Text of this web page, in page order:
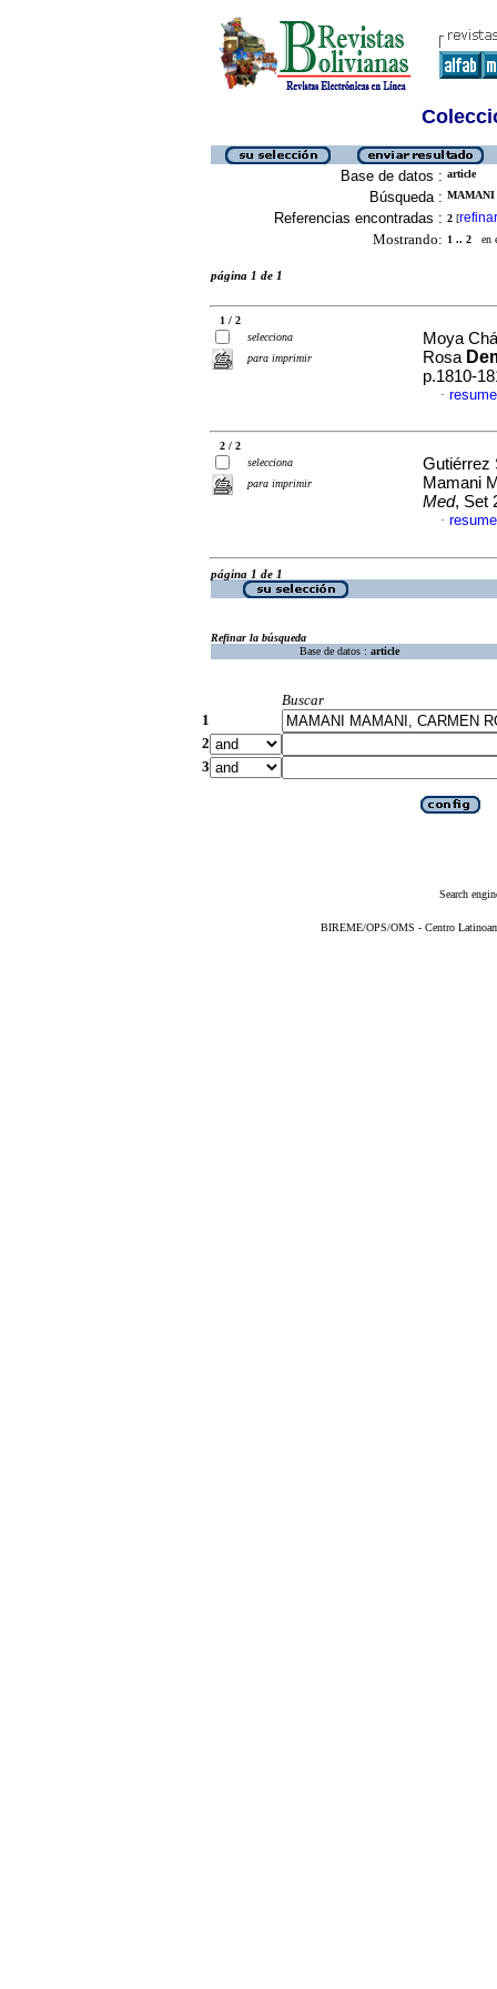
Base de datos : article
Búsqueda : MAMANI
Referencias encontradas : 2 [refinar
Mostrando: 1 .. 2 en
página 1 de 1
1 / 2
selecciona
para imprimir
Moya
Rosa
p.1810-
·
2 / 2
selecciona
para imprimir
Gutiérrez
Mamani
Med, Set
·
página 1 de 1
Refinar la búsqueda
Base de datos : article
Buscar
1
2
3
Search
BIREME/OPS/OMS - Centro